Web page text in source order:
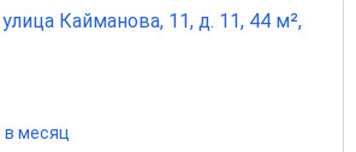
Кайманова, 11, д. 11, 44 м²,
в месяц